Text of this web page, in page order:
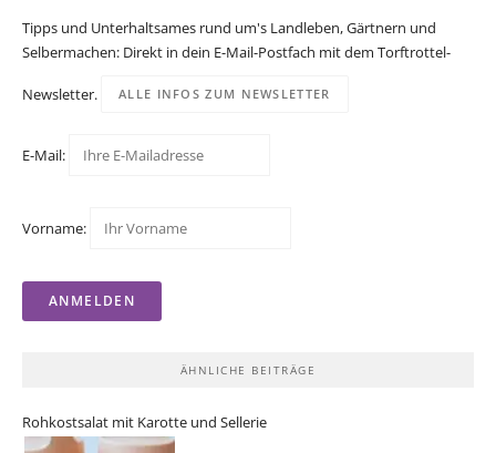
Tipps und Unterhaltsames rund um's Landleben, Gärtnern und
Selbermachen: Direkt in dein E-Mail-Postfach mit dem Torftrottel-
Newsletter. ALLE INFOS ZUM NEWSLETTER
E-Mail:
Vorname:
ÄHNLICHE BEITRÄGE
Rohkostsalat mit Karotte und Sellerie